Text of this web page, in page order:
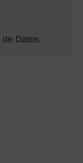
de Datos